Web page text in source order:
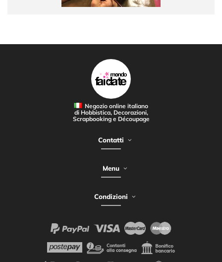
Negozio online italiano
di Hobbistica, Decorazioni,
Scrapbooking e Découpage
Contatti
Menu
Condizioni